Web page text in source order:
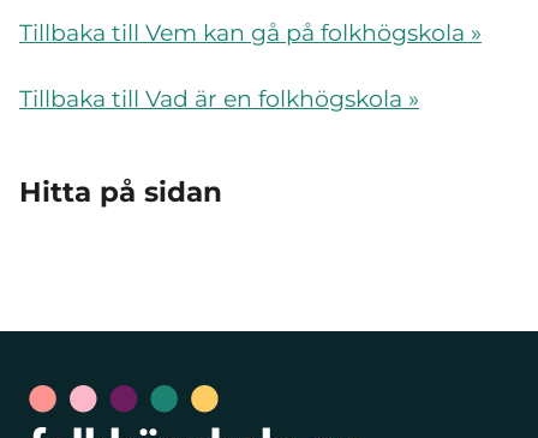
Tillbaka till Vem kan gå på folkhögskola »
Tillbaka till Vad är en folkhögskola »
Hitta på sidan